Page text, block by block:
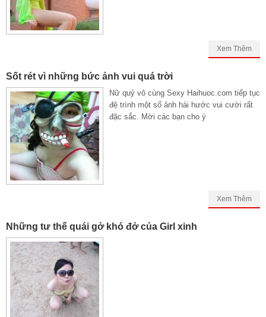
Xem Thêm
Sốt rét vì những bức ảnh vui quá trời
Nữ quỷ vô cùng Sexy Haihuoc.com tiếp tục
đệ trình một số ảnh hài hước vui cười rất
đặc sắc. Mời các bạn cho ý
Xem Thêm
Những tư thế quái gở khó đở của Girl xinh